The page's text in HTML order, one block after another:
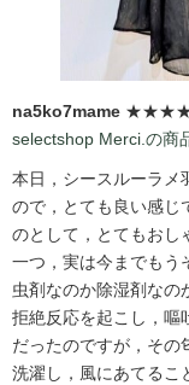
na5ko7mame
selectshop Merci.の商
本日，シースルーラメ
ので，とても良い感じ
のとして，とてもおし
一つ，実は今までもう
虫剤なのか除湿剤なの
拒絶反応を起こし，嘔
だったのですが，その
洗濯し，風にあてるこ